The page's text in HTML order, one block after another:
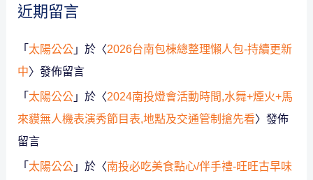
近期留言
「 太陽公公」於〈2026台南包棟總整理懶人包-持續更新
中〉發佈留言
「 太陽公公」於〈2024南投燈會活動時間,水舞+煙火+馬
來貘無人機表演秀節目表,地點及交通管制搶先看〉發佈
留言
「 太陽公公」於〈南投必吃美食點心/伴手禮-旺旺古早味